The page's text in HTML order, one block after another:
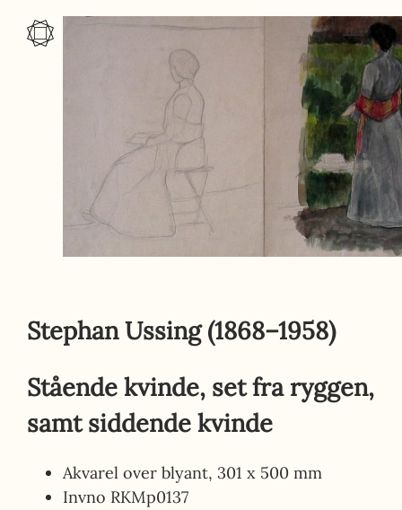
Gå til indhold
Stephan Ussing(1868–1958)
Stående kvinde, set fra ryggen,
samt siddende kvinde
Akvarel over blyant, 301 x 500 mm
Invno RKMp0137